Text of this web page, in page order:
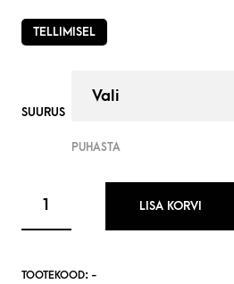
TELLIMISEL
SUURUS
PUHASTA
LISA KORVI
TOOTEKOOD: -